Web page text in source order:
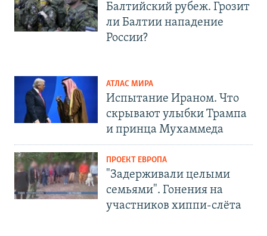
Балтийский рубеж. Грозит
ли Балтии нападение
России?
АТЛАС МИРА
Испытание Ираном. Что
скрывают улыбки Трампа
и принца Мухаммеда
ПРОЕКТ ЕВРОПА
"Задерживали целыми
семьями". Гонения на
участников хиппи-слёта